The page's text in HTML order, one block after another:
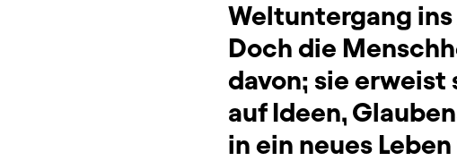
Weltuntergang
Doch die
davon; sie
auf Ideen,
in ein neues